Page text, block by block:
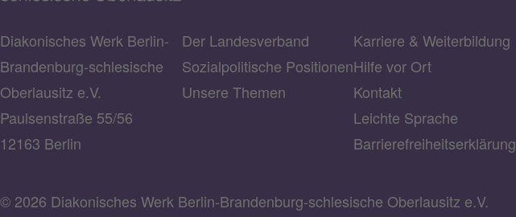
Diakonisches Werk Berlin-
Brandenburg-schlesische
Oberlausitz e.V.
Paulsenstraße 55/56
12163 Berlin
Der Landesverband
Sozialpolitische Positionen
Unsere Themen
Karriere & Weiterbildung
Hilfe vor Ort
Kontakt
Leichte Sprache
Barrierefreiheitserklärung
© 2026 Diakonisches Werk Berlin-Brandenburg-schlesische Oberlausitz e.V.